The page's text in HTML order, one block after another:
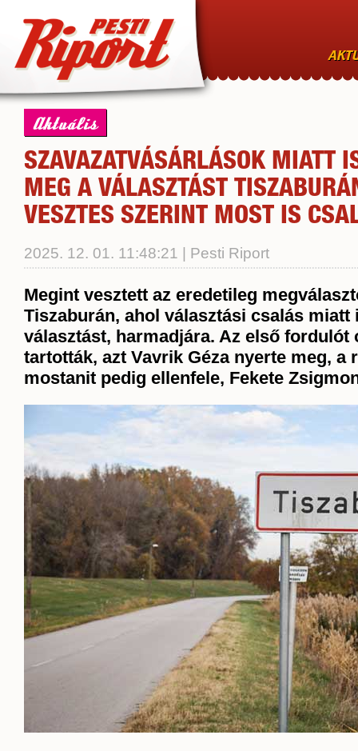
Aktuális
SZAVAZATVÁSÁRLÁSOK MIATT
MEG A VÁLASZTÁST
VESZTES SZERINT MOST IS
2025. 12. 01. 11:48:21 | Pesti Riport
Megint vesztett az eredetileg
Tiszaburán, ahol választási csalás miatt
választást, harmadjára. Az első fordulót
tartották, azt Vavrik Géza nyerte meg, a
mostanit pedig ellenfele, Fekete